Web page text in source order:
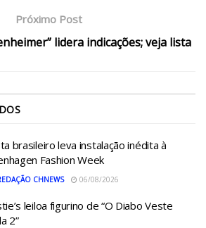
Próximo Post
lidera indicações; veja lista
brasileiro leva instalação inédita à
Fashion Week
CHNEWS 06/08/2026
leiloa figurino de “O Diabo Veste
2”